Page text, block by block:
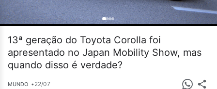
13ª geração do Toyota Corolla foi
apresentado no Japan Mobility Show, mas
quando disso é verdade?
MUNDO •22/07